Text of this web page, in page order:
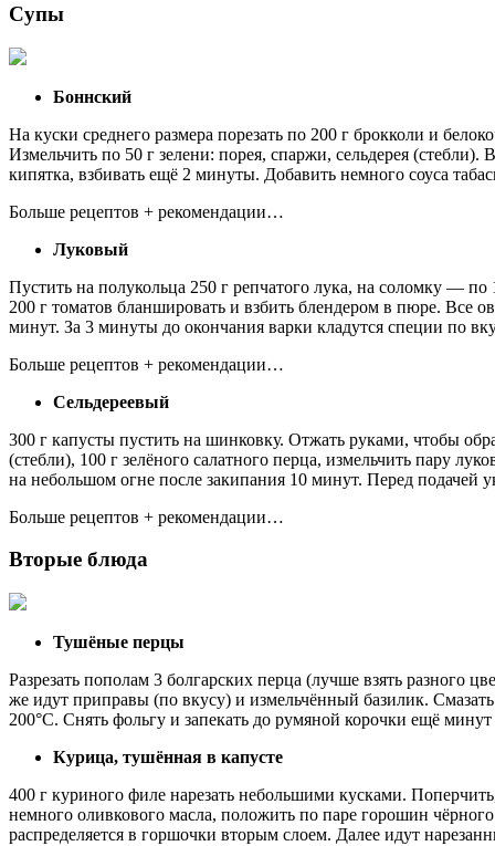
Супы
Боннский
На куски среднего размера порезать по 200 г брокколи и
Измельчить по 50 г зелени: порея, спаржи, сельдерея
кипятка, взбивать ещё 2 минуты. Добавить немного соуса
Больше рецептов + рекомендации…
Луковый
Пустить на полукольца 250 г репчатого лука, на соломку — по
200 г томатов бланшировать и взбить блендером в пюре. Все
минут. За 3 минуты до окончания варки кладутся специи по
Больше рецептов + рекомендации…
Сельдереевый
300 г капусты пустить на шинковку. Отжать руками, чтобы
(стебли), 100 г зелёного салатного перца, измельчить пару
на небольшом огне после закипания 10 минут. Перед подачей
Больше рецептов + рекомендации…
Вторые блюда
Тушёные перцы
Разрезать пополам 3 болгарских перца (лучше взять разного
же идут приправы (по вкусу) и измельчённый базилик.
200°С. Снять фольгу и запекать до румяной корочки ещё минут
Курица, тушённая в капусте
400 г куриного филе нарезать небольшими кусками.
немного оливкового масла, положить по паре горошин
распределяется в горшочки вторым слоем. Далее идут